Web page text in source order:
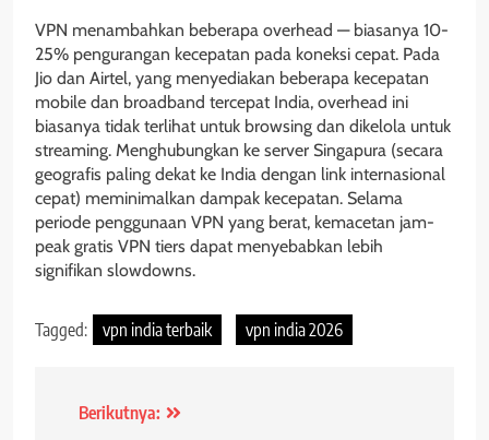
VPN menambahkan beberapa overhead — biasanya 10-
25% pengurangan kecepatan pada koneksi cepat. Pada
Jio dan Airtel, yang menyediakan beberapa kecepatan
mobile dan broadband tercepat India, overhead ini
biasanya tidak terlihat untuk browsing dan dikelola untuk
streaming. Menghubungkan ke server Singapura (secara
geografis paling dekat ke India dengan link internasional
cepat) meminimalkan dampak kecepatan. Selama
periode penggunaan VPN yang berat, kemacetan jam-
peak gratis VPN tiers dapat menyebabkan lebih
signifikan slowdowns.
Tagged: vpn india terbaik vpn india 2026
Navigasi
Berikutnya: